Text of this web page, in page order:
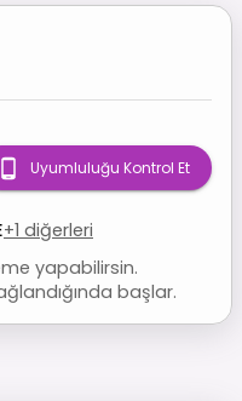
+1 diğerleri
yapabilirsin.
başlar.
Uyumluluğu Kontrol Et